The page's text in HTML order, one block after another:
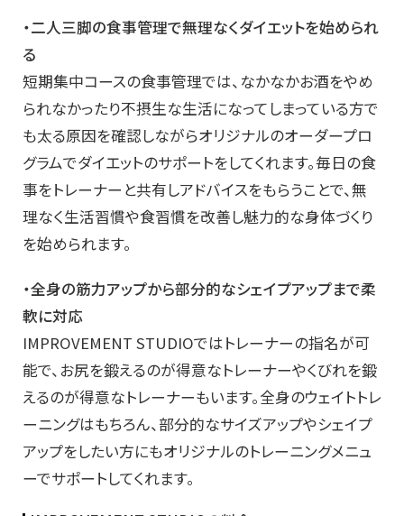
・二人三脚の食事管理で無理なくダイエットを始められ
る
短期集中コースの食事管理では、なかなかお酒をやめ
られなかったり不摂生な生活になってしまっている方で
も太る原因を確認しながらオリジナルのオーダープロ
グラムでダイエットのサポートをしてくれます。毎日の食
事をトレーナーと共有しアドバイスをもらうことで、無
理なく生活習慣や食習慣を改善し魅力的な身体づくり
を始められます。
・全身の筋力アップから部分的なシェイプアップまで柔
軟に対応
IMPROVEMENT STUDIOではトレーナーの指名が可
能で、お尻を鍛えるのが得意なトレーナーやくびれを鍛
えるのが得意なトレーナーもいます。全身のウェイトトレ
ーニングはもちろん、部分的なサイズアップやシェイプ
アップをしたい方にもオリジナルのトレーニングメニュ
ーでサポートしてくれます。